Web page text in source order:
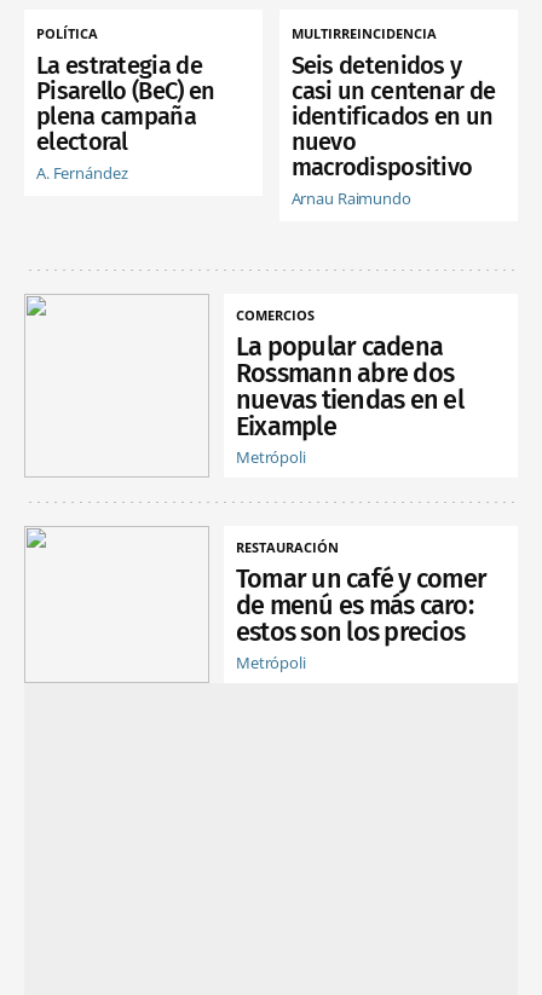
POLÍTICA
La estrategia de
Pisarello (BeC) en
plena campaña
electoral
A. Fernández
MULTIRREINCIDENCIA
Seis detenidos y
casi un centenar de
identificados en un
nuevo
macrodispositivo
Arnau Raimundo
COMERCIOS
La popular cadena
Rossmann abre dos
nuevas tiendas en el
Eixample
Metrópoli
RESTAURACIÓN
Tomar un café y comer
de menú es más caro:
estos son los precios
Metrópoli